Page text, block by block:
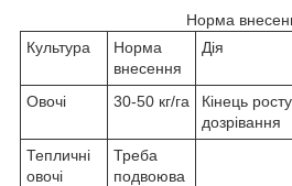
Норма
Культура
Норма
внесення
Дія
Овочі 30-50 кг/га
Кінець
дозрівання
Тепличні
овочі
Треба
подвоюва